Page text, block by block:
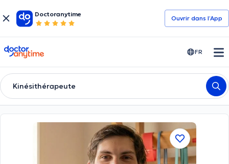
Doctoranytime
Ouvrir dans l’App
doctoranytime FR
Kinésithérapeute